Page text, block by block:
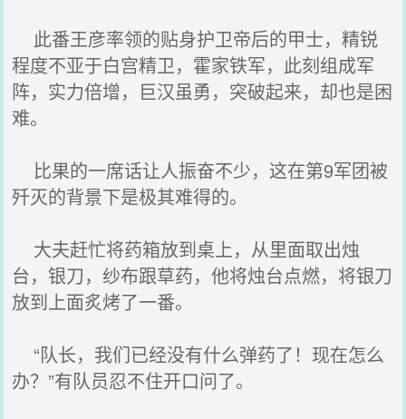
此番王彦率领的贴身护卫帝后的甲士，精锐
程度不亚于白宫精卫，霍家铁军，此刻组成军
阵，实力倍增，巨汉虽勇，突破起来，却也是困
难。
比果的一席话让人振奋不少，这在第9军团被
歼灭的背景下是极其难得的。
大夫赶忙将药箱放到桌上，从里面取出烛
台，银刀，纱布跟草药，他将烛台点燃，将银刀
放到上面炙烤了一番。
“队长，我们已经没有什么弹药了！现在怎么
办？”有队员忍不住开口问了。